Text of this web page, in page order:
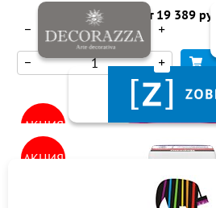
Количество
АКЦИЯ
от 19 389 руб
Количество
АКЦИЯ